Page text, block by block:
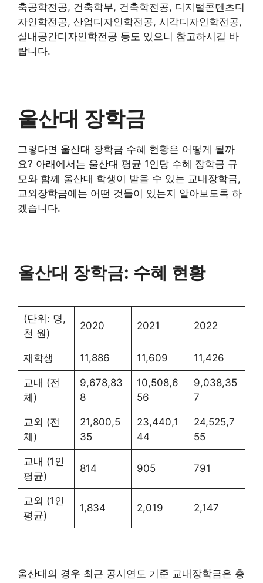
축공학전공, 건축학부, 건축학전공, 디지털콘텐츠디
자인학전공, 산업디자인학전공, 시각디자인학전공,
실내공간디자인학전공 등도 있으니 참고하시길 바
랍니다.
울산대 장학금
그렇다면 울산대 장학금 수혜 현황은 어떻게 될까
요? 아래에서는 울산대 평균 1인당 수혜 장학금 규
모와 함께 울산대 학생이 받을 수 있는 교내장학금,
교외장학금에는 어떤 것들이 있는지 알아보도록 하
겠습니다.
울산대 장학금: 수혜 현황
(단위: 명,
천 원)
2020 2021 2022
재학생 11,886 11,609 11,426
교내 (전
체)
9,678,83
8
10,508,6
56
9,038,35
7
교외 (전
체)
21,800,5
35
23,440,1
44
24,525,7
55
교내 (1인
평균)
814 905 791
교외 (1인
평균)
1,834 2,019 2,147
울산대의 경우 최근 공시연도 기준 교내장학금은 총